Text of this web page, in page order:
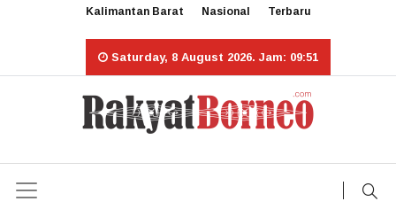
Kalimantan Barat Nasional Terbaru
Saturday, 8 August 2026. Jam: 09:51